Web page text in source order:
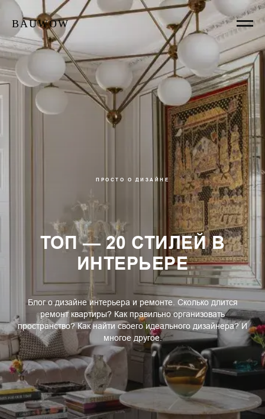
BAUWOW
ПРОСТО О ДИЗАЙНЕ
ТОП — 20 СТИЛЕЙ В
ИНТЕРЬЕРЕ
Блог о дизайне интерьера и ремонте. Сколько длится
ремонт квартиры? Как правильно организовать
пространство? Как найти своего идеального дизайнера? И
многое другое.